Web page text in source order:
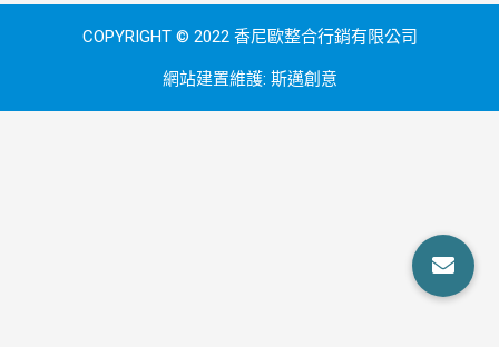
COPYRIGHT © 2022 香尼歐整合行銷有限公司
網站建置維護: 斯邁創意